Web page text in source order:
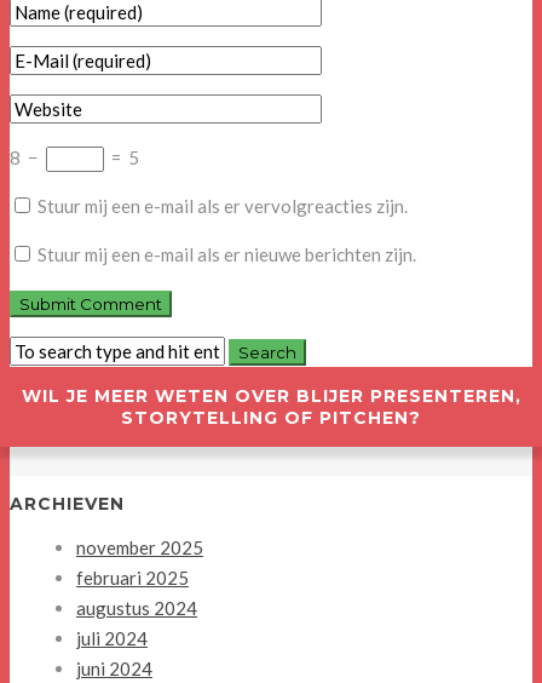
8 − = 5
Stuur mij een e-mail als er vervolgreacties zijn.
Stuur mij een e-mail als er nieuwe berichten zijn.
WIL JE MEER WETEN OVER BLIJER PRESENTEREN,
STORYTELLING OF PITCHEN?
ARCHIEVEN
november 2025
februari 2025
augustus 2024
juli 2024
juni 2024